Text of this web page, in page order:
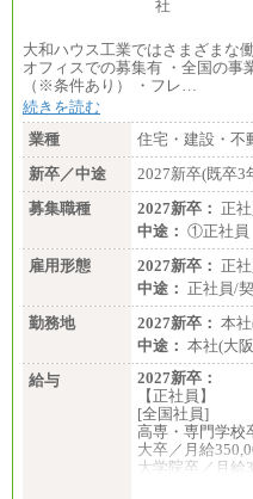
により異なる。
〈大阪・兵庫
〈愛知〉
85,000 円
地により異なる
〈東京・
〈大阪・兵庫
〈愛知
岡〉185,000円
※基本給のみ（
※試用期間中も
中途：
【阪急交通社】
◆正社員/総合職
月給250,000円
～(※3)、
・月給は一律地
（※1…36,000
※4…25,000円
・試用期間中も
◆正社員/基幹職
〈東京・神奈川
大和ハウス工業ではさまざまな
オフィスでの募集有 ・全国の事
（※条件あり） ・フレ…
続きを読む
業種
住宅・建設・不
新卒／中途
2027新卒(既卒3
募集職種
2027新卒： 正
中途： ①正社員
雇用形態
2027新卒： 正社
中途： 正社員/
勤務地
2027新卒： 本
中途： 本社(大
給与
2027新卒：
【正社員】
[全国社員]
高専・専門学校
大卒／月給
大学院卒／月給
[地域社員]月給